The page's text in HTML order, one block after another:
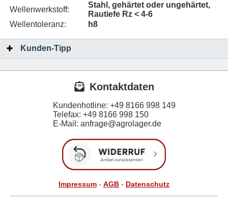
Wellenwerkstoff:
Stahl, gehärtet oder ungehärtet,
Rautiefe Rz < 4-6
Wellentoleranz:
h8
Kunden-Tipp
Kontaktdaten
Kundenhotline: +49 8166 998 149
Telefax: +49 8166 998 150
E-Mail: anfrage@agrolager.de
Impressum - AGB - Datenschutz